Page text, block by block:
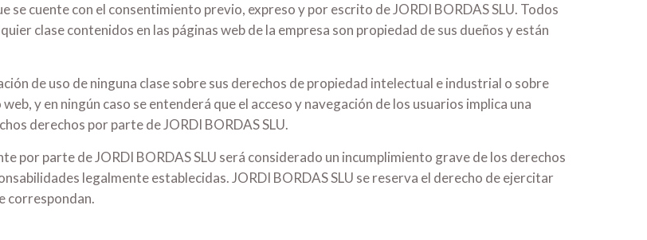
se cuente con el consentimiento previo, expreso y por escrito de JORDI BORDAS SLU. Todos
clase contenidos en las páginas web de la empresa son propiedad de sus dueños y están
de uso de ninguna clase sobre sus derechos de propiedad intelectual e industrial o sobre
y en ningún caso se entenderá que el acceso y navegación de los usuarios implica una
derechos por parte de JORDI BORDAS SLU.
por parte de JORDI BORDAS SLU será considerado un incumplimiento grave de los derechos
legalmente establecidas. JORDI BORDAS SLU se reserva el derecho de ejercitar
correspondan.